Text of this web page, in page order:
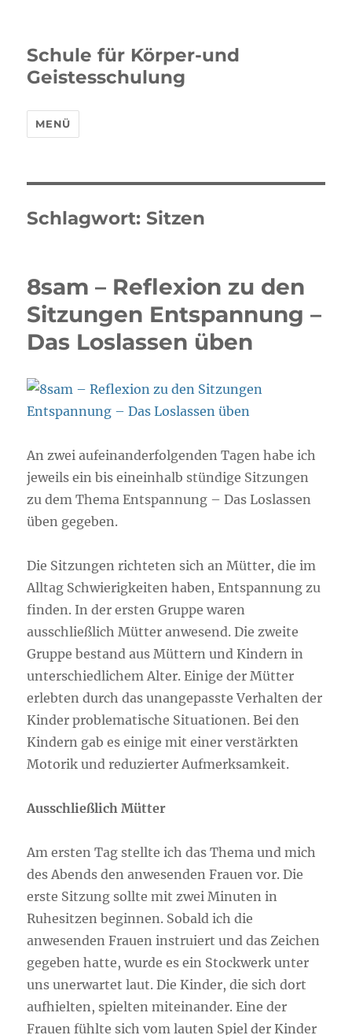
Schule für Körper-und
Geistesschulung
MENÜ
Schlagwort: Sitzen
8sam – Reflexion zu den
Sitzungen Entspannung –
Das Loslassen üben
An zwei aufeinanderfolgenden Tagen habe ich
jeweils ein bis eineinhalb stündige Sitzungen
zu dem Thema Entspannung – Das Loslassen
üben gegeben.
Die Sitzungen richteten sich an Mütter, die im
Alltag Schwierigkeiten haben, Entspannung zu
finden. In der ersten Gruppe waren
ausschließlich Mütter anwesend. Die zweite
Gruppe bestand aus Müttern und Kindern in
unterschiedlichem Alter. Einige der Mütter
erlebten durch das unangepasste Verhalten der
Kinder problematische Situationen. Bei den
Kindern gab es einige mit einer verstärkten
Motorik und reduzierter Aufmerksamkeit.
Ausschließlich Mütter
Am ersten Tag stellte ich das Thema und mich
des Abends den anwesenden Frauen vor. Die
erste Sitzung sollte mit zwei Minuten in
Ruhesitzen beginnen. Sobald ich die
anwesenden Frauen instruiert und das Zeichen
gegeben hatte, wurde es ein Stockwerk unter
uns unerwartet laut. Die Kinder, die sich dort
aufhielten, spielten miteinander. Eine der
Frauen fühlte sich vom lauten Spiel der Kinder